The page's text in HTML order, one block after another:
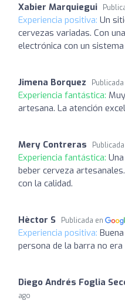
Xabier Marquiegui
Experiencia positiva: Un
cervezas variadas. Con
electrónica con un
Jimena Borquez
Experiencia fantástica:
artesana. La atención
Mery Contreras
Experiencia fantástica:
beber cerveza
con la calidad.
Hèctor S Publicada en
Experiencia positiva:
persona de la barra no
Diego Andrés Foglia
ago